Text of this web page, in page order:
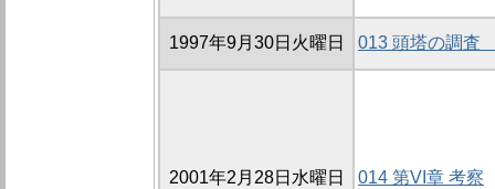
1997年9月30日火曜日 013 頭塔の調査
2001年2月28日水曜日 014 第VI章 考察